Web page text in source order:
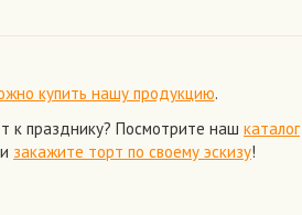
купить нашу продукцию.
к празднику? Посмотрите наш каталог
закажите торт по своему эскизу!